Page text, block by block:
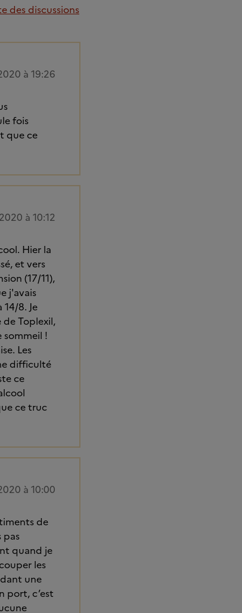
des discussions
à 19:26
fois
que ce
à 10:12
Hier la
et vers
(17/11),
j'avais
8. Je
de Toplexil,
!
Les
difficulté
ce
ce truc
à 10:00
de
pas
quand je
les
une
port, c’est